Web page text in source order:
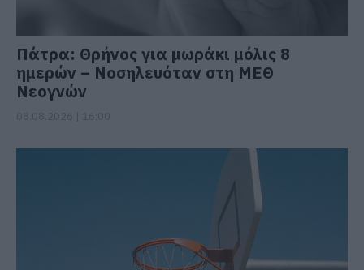
Πάτρα: Θρήνος για μωράκι μόλις 8
ημερών – Νοσηλευόταν στη ΜΕΘ
Νεογνών